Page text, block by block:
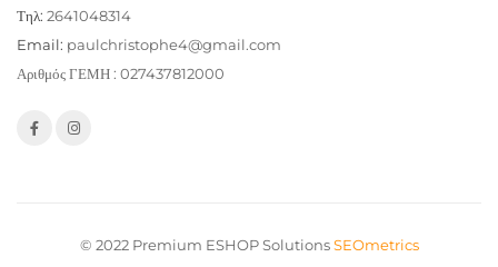
Τηλ: 2641048314
Email: paulchristophe4@gmail.com
Αριθμός ΓΕΜΗ : 027437812000
© 2022 Premium ESHOP SolutionsSEOmetrics